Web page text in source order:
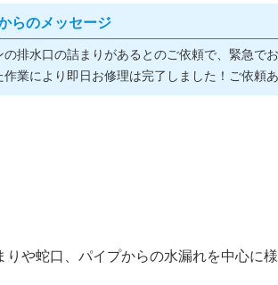
らのメッセージ
の排水口の詰まりがあるとのご依頼で、緊急で
作業により即日お修理は完了しました！ご依頼
や蛇口、パイプからの水漏れを中心に